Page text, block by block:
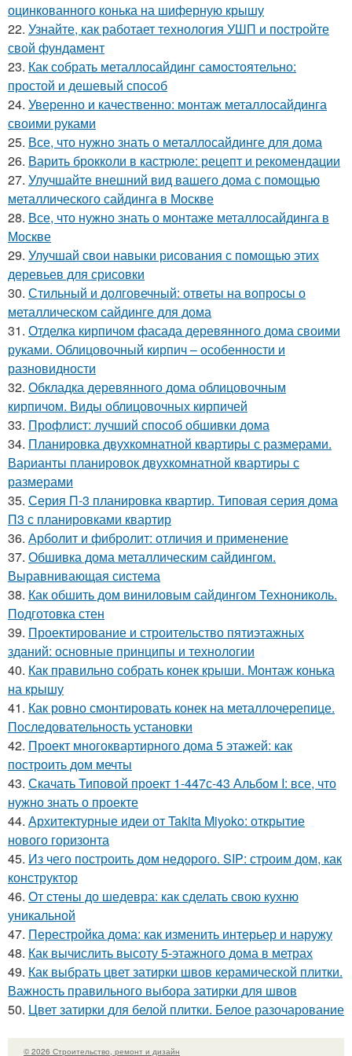
оцинкованного конька на шиферную крышу
22. Узнайте, как работает технология УШП и постройте
свой фундамент
23. Как собрать металлосайдинг самостоятельно:
простой и дешевый способ
24. Уверенно и качественно: монтаж металлосайдинга
своими руками
25. Все, что нужно знать о металлосайдинге для дома
26. Варить брокколи в кастрюле: рецепт и рекомендации
27. Улучшайте внешний вид вашего дома с помощью
металлического сайдинга в Москве
28. Все, что нужно знать о монтаже металлосайдинга в
Москве
29. Улучшай свои навыки рисования с помощью этих
деревьев для срисовки
30. Стильный и долговечный: ответы на вопросы о
металлическом сайдинге для дома
31. Отделка кирпичом фасада деревянного дома своими
руками. Облицовочный кирпич – особенности и
разновидности
32. Обкладка деревянного дома облицовочным
кирпичом. Виды облицовочных кирпичей
33. Профлист: лучший способ обшивки дома
34. Планировка двухкомнатной квартиры с размерами.
Варианты планировок двухкомнатной квартиры с
размерами
35. Серия П-3 планировка квартир. Типовая серия дома
П3 с планировками квартир
36. Арболит и фибролит: отличия и применение
37. Обшивка дома металлическим сайдингом.
Выравнивающая система
38. Как обшить дом виниловым сайдингом Технониколь.
Подготовка стен
39. Проектирование и строительство пятиэтажных
зданий: основные принципы и технологии
40. Как правильно собрать конек крыши. Монтаж конька
на крышу
41. Как ровно смонтировать конек на металлочерепице.
Последовательность установки
42. Проект многоквартирного дома 5 этажей: как
построить дом мечты
43. Скачать Типовой проект 1-447с-43 Альбом I: все, что
нужно знать о проекте
44. Архитектурные идеи от Takita Miyoko: открытие
нового горизонта
45. Из чего построить дом недорого. SIP: строим дом, как
конструктор
46. От стены до шедевра: как сделать свою кухню
уникальной
47. Перестройка дома: как изменить интерьер и наружу
48. Как вычислить высоту 5-этажного дома в метрах
49. Как выбрать цвет затирки швов керамической плитки.
Важность правильного выбора затирки для швов
50. Цвет затирки для белой плитки. Белое разочарование
© 2026 Строительство, ремонт и дизайн